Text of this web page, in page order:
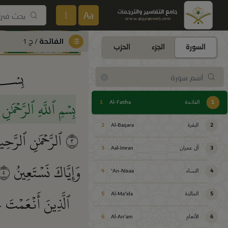
Aa
السورة الجزء الحزب
1 الفاتحة Al-Fatiha
1
2 البقرة Al-Baqara
2
3 آل عمران Aal-Imran
3
4 النساء An-Nisaa'
4
5 المائدة Al-Ma'ida
5
6 الأنعام Al-An'am
6
الفاتحة/ ج 1
بِسۡمِ ٱللَّهِ
٢ٱلرَّحۡمَٰنِ
وَإِيَّاكَ نَسۡتَعِينُ
ٱلَّذِينَ